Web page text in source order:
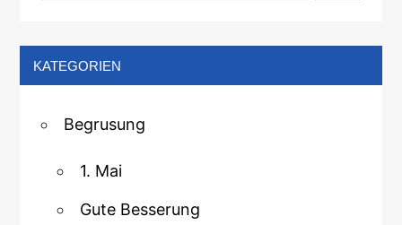
KATEGORIEN
Begrusung
1. Mai
Gute Besserung